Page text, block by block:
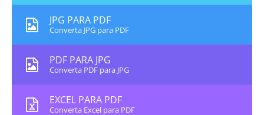
JPG PARA PDF
Converta JPG para PDF
PDF PARA JPG
Converta PDF para JPG
EXCEL PARA PDF
Converta Excel para PDF